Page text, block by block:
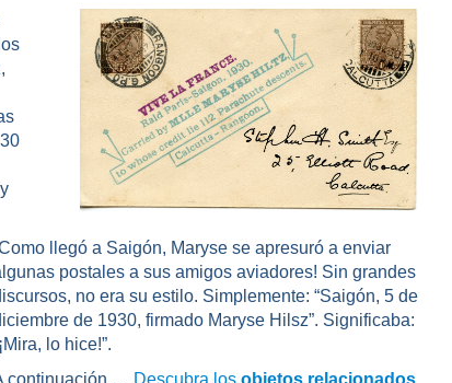
llegó a Saigón, Maryse se apresuró a enviar
postales a sus amigos aviadores! Sin grandes
no era su estilo. Simplemente: “Saigón, 5 de
de 1930, firmado Maryse Hilsz”. Significaba:
lo hice!”.